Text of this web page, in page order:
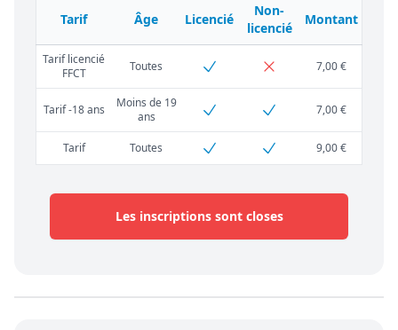
Tarif Âge Licencié
Non-
licencié
Montant
Tarif licencié
FFCT
Toutes 7,00 €
Tarif -18 ans
Moins de 19
ans
7,00 €
Tarif Toutes 9,00 €
Les inscriptions sont closes